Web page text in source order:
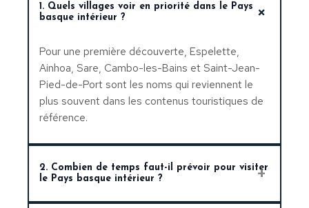
1. Quels villages voir en priorité dans le Pays
basque intérieur ?
Pour une première découverte, Espelette,
Ainhoa, Sare, Cambo-les-Bains et Saint-Jean-
Pied-de-Port sont les noms qui reviennent le
plus souvent dans les contenus touristiques de
référence.
2. Combien de temps faut-il prévoir pour visiter
le Pays basque intérieur ?